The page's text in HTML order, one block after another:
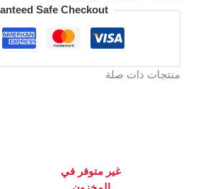
Safe Checkout
منتجات ذات صلة
غير متوفر في